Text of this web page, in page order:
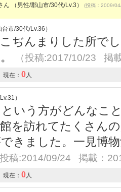
ん （男性/郡山市/30代/Lv.3） (投稿：2009/
市/30代/Lv.36）
ぢんまりした所で
（投稿:2017/10/23 掲
現在： 0人
）
いう方がどんなこ
を訪れてたくさん
きました。一見博
投稿:2014/09/24 掲載：
現在： 0人